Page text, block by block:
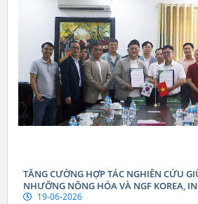
TĂNG CƯỜNG HỢP TÁC NGHIÊN CỨU
NHƯỠNG NÔNG HÓA VÀ NGF KOREA,
19-06-2026